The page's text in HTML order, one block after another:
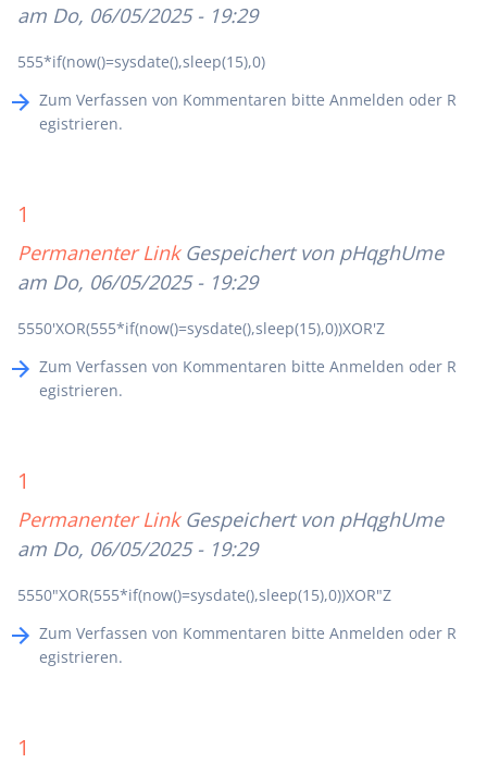
am Do, 06/05/2025 - 19:29
555*if(now()=sysdate(),sleep(15),0)
Zum Verfassen von Kommentaren bitte Anmelden oder R
egistrieren.
1
Permanenter Link Gespeichert von pHqghUme
am Do, 06/05/2025 - 19:29
5550'XOR(555*if(now()=sysdate(),sleep(15),0))XOR'Z
Zum Verfassen von Kommentaren bitte Anmelden oder R
egistrieren.
1
Permanenter Link Gespeichert von pHqghUme
am Do, 06/05/2025 - 19:29
5550"XOR(555*if(now()=sysdate(),sleep(15),0))XOR"Z
Zum Verfassen von Kommentaren bitte Anmelden oder R
egistrieren.
1